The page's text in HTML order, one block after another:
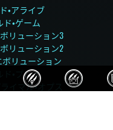
・アライブ
・ゲーム
ボリューション3
ボリューション2
ボリューション
ド・プレイ
イマル・オプス